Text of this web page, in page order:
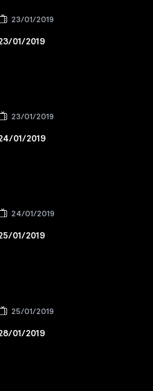
23/01/2019
01/2019
23/01/2019
01/2019
24/01/2019
01/2019
25/01/2019
01/2019